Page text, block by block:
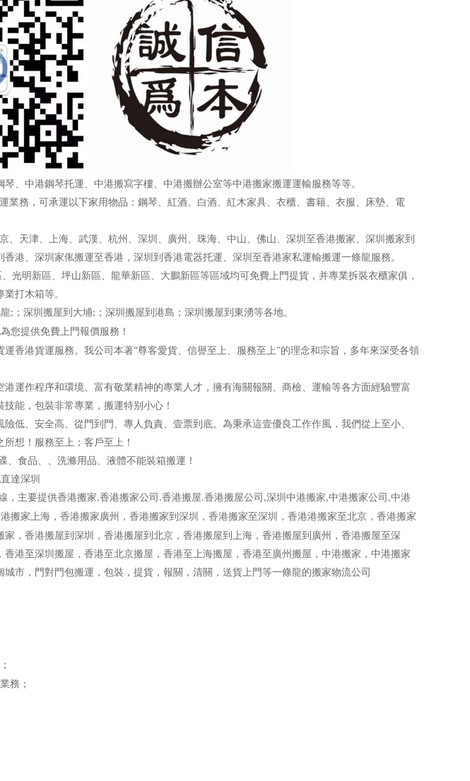
、中港鋼琴托運、中港搬寫字樓、中港搬辦公室等中港搬家搬運運輸服務等等。
務，可承運以下家用物品：鋼琴、紅酒、白酒、紅木家具、衣櫃、書籍、衣服、床墊、電
天津、上海、武漢、杭州、深圳、廣州、珠海、中山、佛山、深圳至香港搬家、深圳搬家到
港、深圳家俬搬運至香港，深圳到香港電器托運、深圳至香港家私運輸搬運一條龍服務。
明新區、坪山新區、龍華新區、大鵬新區等區域均可免費上門提貨，并專業拆裝衣櫃家俱，
打木箱等。
; ；深圳搬屋到大埔; ；深圳搬屋到港島；深圳搬屋到東湧等各地。
您提供免費上門報價服務！
港貨運服務。我公司本著“尊客愛貨、信譽至上、服務至上”的理念和宗旨，多年來深受各領
作程序和環境、富有敬業精神的專業人才，擁有海關報關、商檢、運輸等各方面經驗豐富
能，包裝非常專業，搬運特别小心！
、安全高、從門到門、專人負責、壹票到底。為秉承這壹優良工作作風，我們從上至小、
想！服務至上；客戶至上！
食品、、洗滌用品、液體不能裝箱搬運！
達深圳
，主要提供香港搬家,香港搬家公司 .香港搬屋.香港搬屋公司 ,深圳中港搬家,中港搬家公司 ,中港
搬家上海，香港搬家廣州，香港搬家到深圳，香港搬家至深圳，香港港搬家至北京，香港搬家
，香港搬屋到深圳，香港搬屋到北京，香港搬屋到上海，香港搬屋到廣州，香港搬屋至深
港至深圳搬屋，香港至北京搬屋，香港至上海搬屋，香港至廣州搬屋，中港搬家，中港搬家
市，門對門包搬運，包裝，提貨，報關，清關，送貨上門等一條龍的搬家物流公司
務；